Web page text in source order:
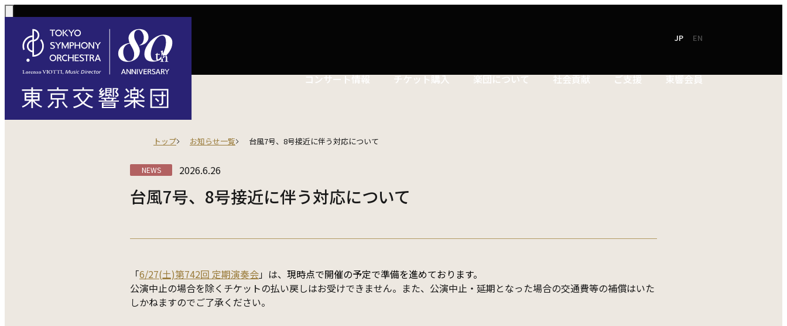
JP EN
コンサート情報
コンサート情報
定期演奏会
東京オペラシティシリーズ
こども定期演奏会
演奏会プログラム「Symphony」
チケット購入
チケット購入
定期会員券 / セット券
選べるプラン
1回券
楽団について
楽団について
東京交響楽団とは
指揮者
社会貢献
社会貢献
ご支援
ご芳名一覧
お手続きについて
税制上の優遇措置
インカインド（物品寄付）
東響会員
東響会員
トップ お知らせ一覧 台風7号、8号接近に伴う対応について
NEWS 2026.6.26
台風7号、8号接近に伴う対応について
「6/27(土)第742回 定期演奏会」は、 現時点で開催の予定で準備を進めております。
公演中止の場合を除くチケットの払い戻しはお受けできません。また、公演中止・延期となった場合の交通費等の補償はいた
しかねますのでご了承ください。